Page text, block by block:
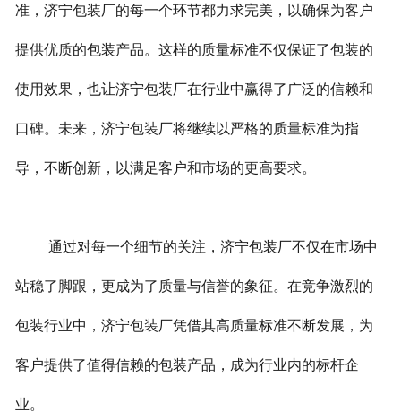
准，济宁包装厂的每一个环节都力求完美，以确保为客户
提供优质的包装产品。这样的质量标准不仅保证了包装的
使用效果，也让济宁包装厂在行业中赢得了广泛的信赖和
口碑。未来，济宁包装厂将继续以严格的质量标准为指
导，不断创新，以满足客户和市场的更高要求。
通过对每一个细节的关注，济宁包装厂不仅在市场中
站稳了脚跟，更成为了质量与信誉的象征。在竞争激烈的
包装行业中，济宁包装厂凭借其高质量标准不断发展，为
客户提供了值得信赖的包装产品，成为行业内的标杆企
业。